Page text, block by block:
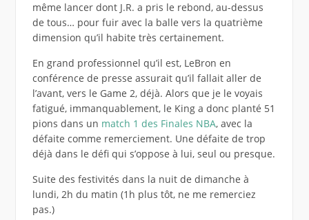
même lancer dont J.R. a pris le rebond, au-dessus
de tous… pour fuir avec la balle vers la quatrième
dimension qu’il habite très certainement.
En grand professionnel qu’il est, LeBron en
conférence de presse assurait qu’il fallait aller de
l’avant, vers le Game 2, déjà. Alors que je le voyais
fatigué, immanquablement, le King a donc planté 51
pions dans un match 1 des Finales NBA, avec la
défaite comme remerciement. Une défaite de trop
déjà dans le défi qui s’oppose à lui, seul ou presque.
Suite des festivités dans la nuit de dimanche à
lundi, 2h du matin (1h plus tôt, ne me remerciez
pas.)